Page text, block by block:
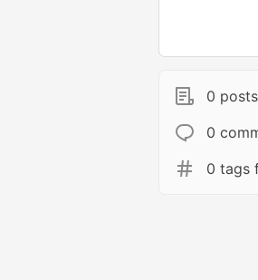
0
0
0 tags